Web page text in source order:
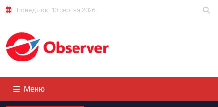
Понеділок, 10 серпня 2026
Меню